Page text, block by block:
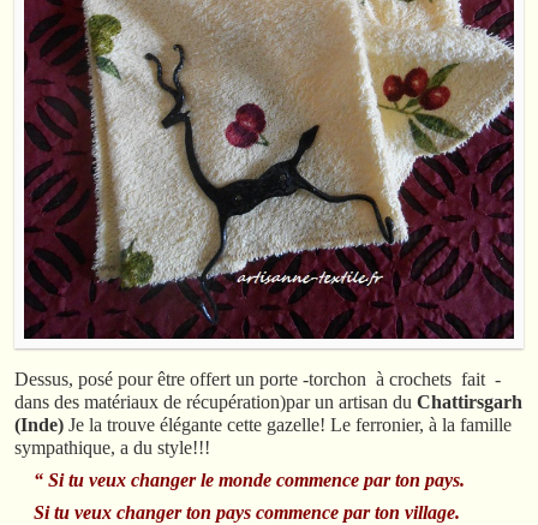
Dessus, posé pour être offert un porte -torchon à crochets fait -
dans des matériaux de récupération)par un artisan du Chattirsgarh
(Inde) Je la trouve élégante cette gazelle! Le ferronier, à la famille
sympathique, a du style!!!
“ Si tu veux changer le monde commence par ton pays.
Si tu veux changer ton pays commence par ton village.